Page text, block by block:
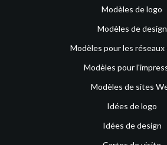
Modèles de logo
Modèles de design
Modèles pour les réseaux
Modèles pour
Modèles de sites
Idées de logo
Idées de design